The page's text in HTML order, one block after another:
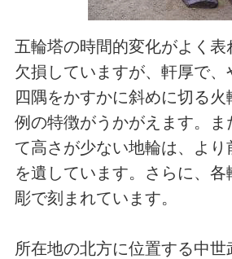
五輪塔の時間的変化がよく表
欠損していますが、軒厚で、
四隅をかすかに斜めに切る
例の特徴がうかがえます。ま
て高さが少ない地輪は、より
を遺しています。さらに、
彫で刻まれています。
所在地の北方に位置する中世